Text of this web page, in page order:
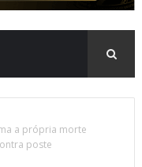
a própria morte
poste